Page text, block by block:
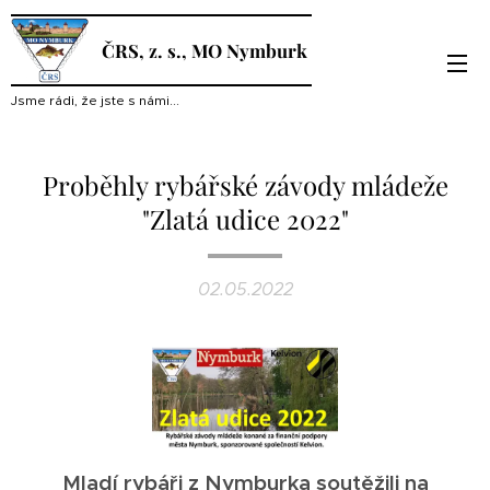
ČRS, z. s., MO Nymburk
Jsme rádi, že jste s námi...
Proběhly rybářské závody mládeže
"Zlatá udice 2022"
02.05.2022
Mladí rybáři z Nymburka soutěžili na